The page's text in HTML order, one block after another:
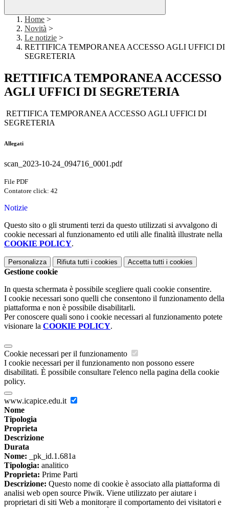
Home >
Novità >
Le notizie >
RETTIFICA TEMPORANEA ACCESSO AGLI UFFICI DI
SEGRETERIA
RETTIFICA TEMPORANEA ACCESSO
AGLI UFFICI DI SEGRETERIA
RETTIFICA TEMPORANEA ACCESSO AGLI UFFICI DI
SEGRETERIA
Allegati
scan_2023-10-24_094716_0001.pdf
File PDF
Contatore click: 42
Notizie
Questo sito o gli strumenti terzi da questo utilizzati si avvalgono di
cookie necessari al funzionamento ed utili alle finalità illustrate nella
COOKIE POLICY.
Personalizza Rifiuta tutti i cookies Accetta tutti i cookies
Gestione cookie
In questa schermata è possibile scegliere quali cookie consentire.
I cookie necessari sono quelli che consentono il funzionamento della
piattaforma e non è possibile disabilitarli.
Per conoscere quali sono i cookie necessari al funzionamento potete
visionare la COOKIE POLICY.
Cookie necessari per il funzionamento
I cookie necessari per il funzionamento non possono essere
disabilitati. È possibile consultare l'elenco nella pagina della cookie
policy.
www.icapice.edu.it
Nome
Tipologia
Proprieta
Descrizione
Durata
Nome: _pk_id.1.681a
Tipologia: analitico
Proprieta: Prime Parti
Descrizione: Questo nome di cookie è associato alla piattaforma di
analisi web open source Piwik. Viene utilizzato per aiutare i
proprietari di siti Web a monitorare il comportamento dei visitatori e